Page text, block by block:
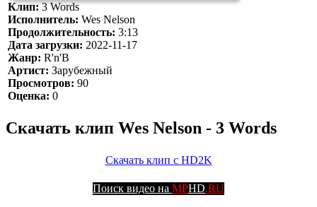
Клип:3 Words
Исполнитель: Wes Nelson
Продолжительность: 3:13
Дата загрузки: 2022-11-17
Жанр: R'n'B
Артист: Зарубежный
Просмотров: 90
Оценка: 0
Скачать клип Wes Nelson - 3 Words
Скачать клип с HD2K
Поиск видео на MPHD.RU